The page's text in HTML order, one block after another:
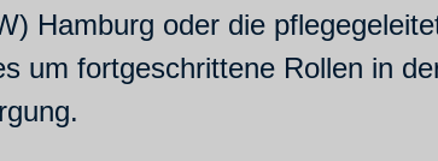
Hamburg oder die
um fortgeschrittene Rollen in